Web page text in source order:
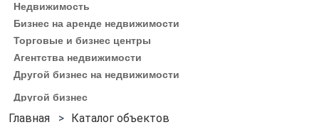
Недвижимость
Бизнес на аренде недвижимости
Торговые и бизнес центры
Агентства недвижимости
Другой бизнес на недвижимости
Другой бизнес
Каталог объектов